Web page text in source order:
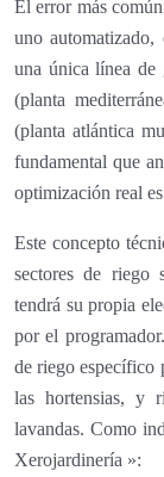
El error más
uno
una única línea de
(planta
(planta atlántica
fundamental que
optimización real
Este concepto
sectores de riego
tendrá su propia
por el
de riego específico
las hortensias, y
lavandas. Como
Xerojardinería »: